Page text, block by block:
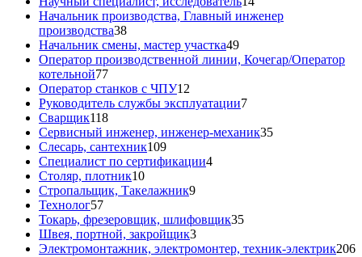
Начальник производства, Главный инженер
производства38
Начальник смены, мастер участка49
Оператор производственной линии, Кочегар/Оператор
котельной77
Оператор станков с ЧПУ12
Руководитель службы эксплуатации7
Сварщик118
Сервисный инженер, инженер-механик35
Слесарь, сантехник109
Специалист по сертификации4
Столяр, плотник10
Стропальщик, Такелажник9
Технолог57
Токарь, фрезеровщик, шлифовщик35
Швея, портной, закройщик3
Электромонтажник, электромонтер, техник-электрик206